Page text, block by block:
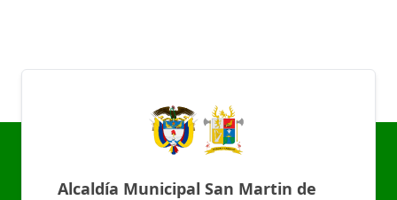
Alcaldía Municipal San Martin de